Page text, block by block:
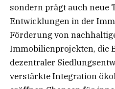
sondern prägt auch neue
Entwicklungen in der
Förderung von
Immobilienprojekten, die
dezentraler
verstärkte Integration